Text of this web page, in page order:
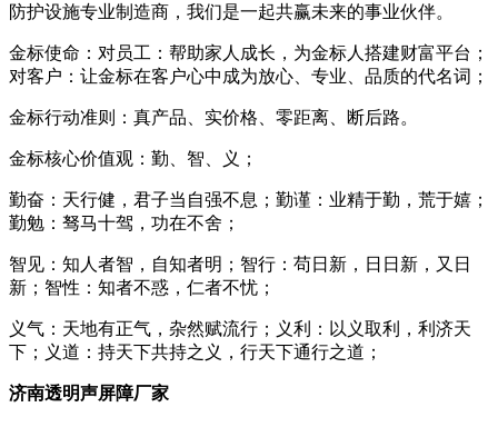
防护设施专业制造商，我们是一起共赢未来的事业伙伴。
金标使命：对员工：帮助家人成长，为金标人搭建财富平台；
对客户：让金标在客户心中成为放心、专业、品质的代名词；
金标行动准则：真产品、实价格、零距离、断后路。
金标核心价值观：勤、智、义；
勤奋：天行健，君子当自强不息；勤谨：业精于勤，荒于嬉；
勤勉：驽马十驾，功在不舍；
智见：知人者智，自知者明；智行：苟日新，日日新，又日
新；智性：知者不惑，仁者不忧；
义气：天地有正气，杂然赋流行；义利：以义取利，利济天
下；义道：持天下共持之义，行天下通行之道；
济南透明声屏障厂家